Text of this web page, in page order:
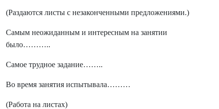
(Раздаются листы с незаконченными предложениями.)
Самым неожиданным и интересным на занятии
было………..
Самое трудное задание……..
Во время занятия испытывала………
(Работа на листах)